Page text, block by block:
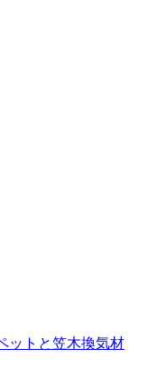
ットと笠木換気材